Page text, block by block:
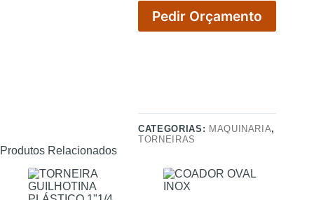
Pedir Orçamento
CATEGORIAS: MAQUINARIA,
TORNEIRAS
Produtos Relacionados